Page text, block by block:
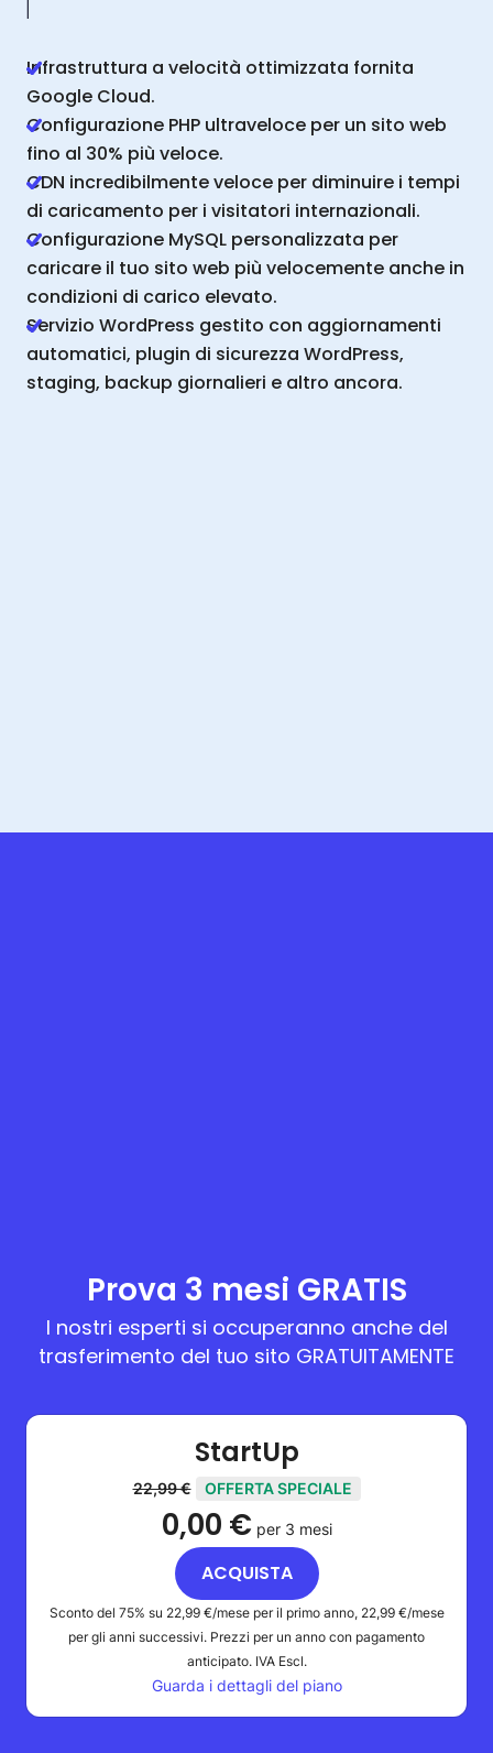
Infrastruttura a velocità ottimizzata fornita
Google Cloud.
Configurazione PHP ultraveloce per un sito web
fino al 30% più veloce.
CDN incredibilmente veloce per diminuire i tempi
di caricamento per i visitatori internazionali.
Configurazione MySQL personalizzata per
caricare il tuo sito web più velocemente anche in
condizioni di carico elevato.
Servizio WordPress gestito con aggiornamenti
automatici, plugin di sicurezza WordPress,
staging, backup giornalieri e altro ancora.
Prova 3 mesi GRATIS
I nostri esperti si occuperanno anche del
trasferimento del tuo sito GRATUITAMENTE
StartUp
22,99 € OFFERTA SPECIALE
0,00 € per 3 mesi
ACQUISTA
Sconto del 75% su 22,99 €/mese per il primo anno, 22,99 €/mese
per gli anni successivi. Prezzi per un anno con pagamento
anticipato. IVA Escl.
Guarda i dettagli del piano